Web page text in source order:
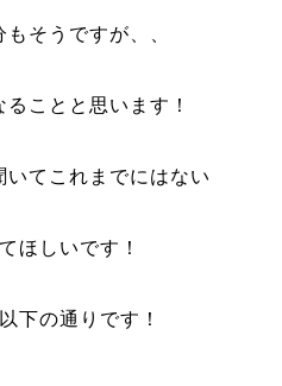
そうですが、、
ことと思います！
てこれまでにはない
ほしいです！
下の通りです！